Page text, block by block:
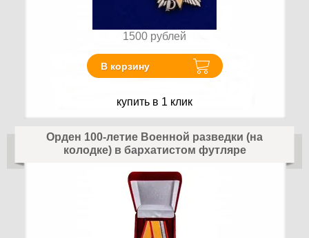
1500 рублей
В корзину
купить в 1 клик
Орден 100-летие Военной разведки (на
колодке) в бархатистом футляре